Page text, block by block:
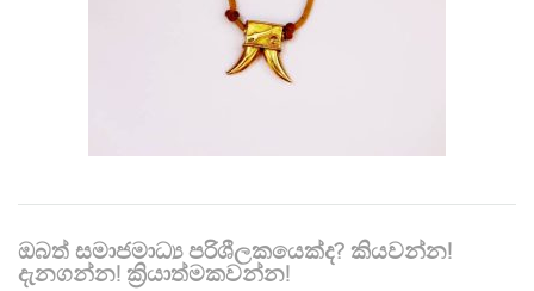
ඔබත් සමාජමාධ්‍ය පරිශීලකයෙක්ද? කියවන්න!
දැනගන්න! ක්‍රියාත්මකවන්න!